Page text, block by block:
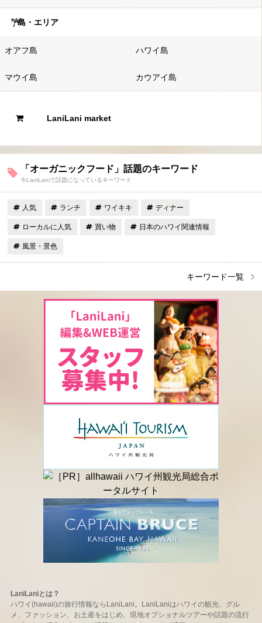
島・エリア
オアフ島 ハワイ島
マウイ島 カウアイ島
LaniLani market
「オーガニックフード」話題のキーワード
今LaniLaniで話題になっているキーワード
人気 ランチ ワイキキ ディナー
ローカルに人気 買い物 日本のハワイ関連情報
風景・景色
キーワード一覧
LaniLaniとは？
ハワイ(hawaii)の旅行情報ならLaniLani。LaniLaniはハワイの観光、グル
メ、ファッション、お土産をはじめ、現地オプショナルツアーや話題の流行